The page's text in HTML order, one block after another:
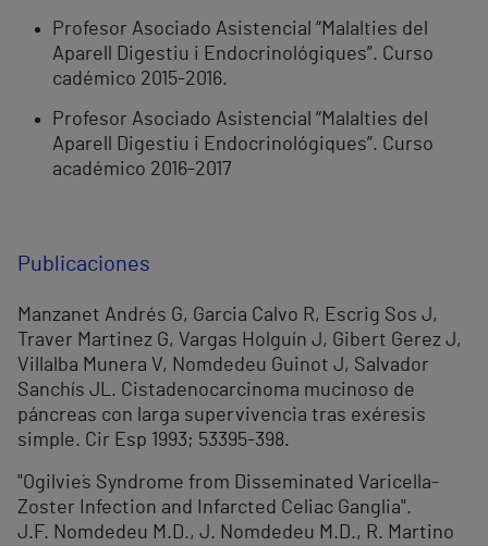
Profesor Asociado Asistencial “Malalties del
Aparell Digestiu i Endocrinológiques”. Curso
cadémico 2015-2016.
Profesor Asociado Asistencial “Malalties del
Aparell Digestiu i Endocrinológiques”. Curso
académico 2016-2017
Publicaciones
Manzanet Andrés G, Garcia Calvo R, Escrig Sos J,
Traver Martinez G, Vargas Holguín J, Gibert Gerez J,
Villalba Munera V, Nomdedeu Guinot J, Salvador
Sanchís JL. Cistadenocarcinoma mucinoso de
páncreas con larga supervivencia tras exéresis
simple. Cir Esp 1993; 53395-398.
"Ogilvie´s Syndrome from Disseminated Varicella-
Zoster Infection and Infarcted Celiac Ganglia".
J.F. Nomdedeu M.D., J. Nomdedeu M.D., R. Martino